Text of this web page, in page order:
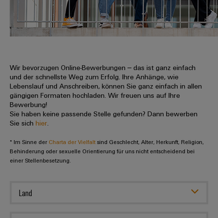
erlebbar
werden.
Datencenter
Produkte
für
Rechenzentren
–
effizient,
zuverlässig,
skalierbar
Energiespeicher
Lösungen
und
Anschlusstechnologie
DC-
u-
OS
Edge
Computing
Industrial
5G
Single
Leiterplattenklemmen
Gehäusesysteme
komponenten
Kabeleinführungssysteme
und
-
komponenten
Anschlussleitungen,
Patchkabel
Fast
Delivery
Beratung
und
digitale
Planung
easyConnect
-
Ihre
uns
Promotionfahrzeug
Distribution
Info
für
unsere
Partner
Vertrieb
Weidmüller
Zahlen
Unser
Vorstand
Nachhaltigkeit
Academy
People
Karriere
Stellen
für
Berufserfahrene
Für
Studierende
Werkstudententätigkeiten
Praktika
Abschlussarbeiten
Wir bevorzugen Online-Bewerbungen – das ist ganz einfach
und der schnellste Weg zum Erfolg. Ihre Anhänge, wie
Lebenslauf und Anschreiben, können Sie ganz einfach in allen
gängigen Formaten hochladen. Wir freuen uns auf Ihre
Bewerbung!
Sie haben keine passende Stelle gefunden? Dann bewerben
Sie sichhier
* Im Sinne der Charta der Vielfalt sind Geschlecht, Alter, Herkunft, Religion,
Behinderung oder sexuelle Orientierung für uns nicht entscheidend bei
einer Stellenbesetzung.
Land